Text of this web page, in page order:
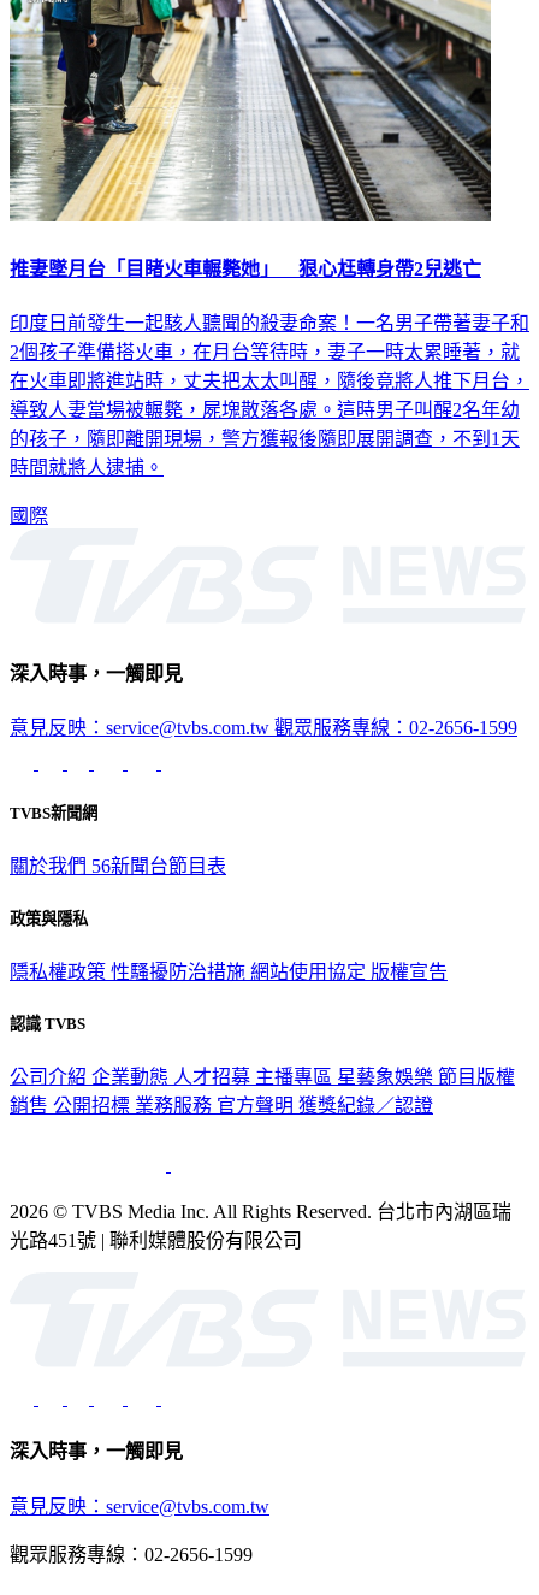
推妻墜月台「目睹火車輾斃她」 狠心尪轉身帶2兒逃亡
印度日前發生一起駭人聽聞的殺妻命案！一名男子帶著妻子和
2個孩子準備搭火車，在月台等待時，妻子一時太累睡著，就
在火車即將進站時，丈夫把太太叫醒，隨後竟將人推下月台，
導致人妻當場被輾斃，屍塊散落各處。這時男子叫醒2名年幼
的孩子，隨即離開現場，警方獲報後隨即展開調查，不到1天
時間就將人逮捕。
國際
深入時事，一觸即見
意見反映：service@tvbs.com.tw 觀眾服務專線：02-2656-1599
TVBS新聞網
關於我們 56新聞台節目表
政策與隱私
隱私權政策 性騷擾防治措施 網站使用協定 版權宣告
認識 TVBS
公司介紹 企業動態 人才招募 主播專區 星藝象娛樂 節目版權
銷售 公開招標 業務服務 官方聲明 獲獎紀錄／認證
2026 © TVBS Media Inc. All Rights Reserved. 台北市內湖區瑞
光路451號 | 聯利媒體股份有限公司
深入時事，一觸即見
意見反映：service@tvbs.com.tw
觀眾服務專線：02-2656-1599